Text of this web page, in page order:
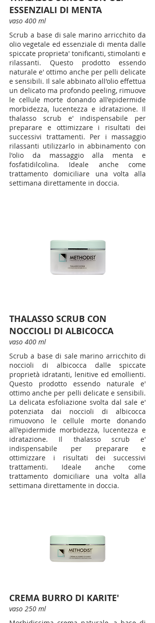
ESSENZIALI DI MENTA
vaso 400 ml
Scrub a base di sale marino arricchito da
olio vegetale ed essenziale di menta dalle
spiccate proprieta' tonificanti, stimolanti e
rilassanti. Questo prodotto essendo
naturale e' ottimo anche per pelli delicate
e sensibili. Il sale abbinato all'olio effettua
un delicato ma profondo peeling, rimuove
le cellule morte donando all'epidermide
morbidezza, lucentezza e idratazione. Il
thalasso scrub e' indispensabile per
preparare e ottimizzare i risultati dei
successivi trattamenti. Per i massaggio
rilassanti utilizzarlo in abbinamento con
l'olio da massaggio alla menta e
fosfatidilcolina. Ideale anche come
trattamento domiciliare una volta alla
settimana direttamente in doccia.
THALASSO SCRUB CON
NOCCIOLI DI ALBICOCCA
vaso 400 ml
Scrub a base di sale marino arricchito di
noccioli di albicocca dalle spiccate
proprietà idratanti, lenitive ed emollienti.
Questo prodotto essendo naturale e'
ottimo anche per pelli delicate e sensibili.
La delicata esfoliazione svolta dal sale e'
potenziata dai noccioli di albicocca
rimuovono le cellule morte donando
all'epidermide morbidezza, lucentezza e
idratazione. Il thalasso scrub e'
indispensabile per preparare e
ottimizzare i risultati dei successivi
trattamenti. Ideale anche come
trattamento domiciliare una volta alla
settimana direttamente in doccia.
CREMA BURRO DI KARITE'
vaso 250 ml